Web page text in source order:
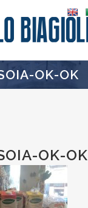
OK-OK
OK-OK